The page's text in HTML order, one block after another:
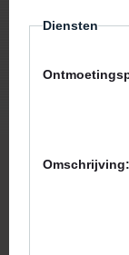
Diensten
Omschrijving: